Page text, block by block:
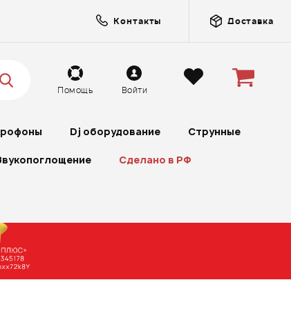
Контакты Доставка
Помощь Войти
Dj оборудование Струнные
Сделано в РФ